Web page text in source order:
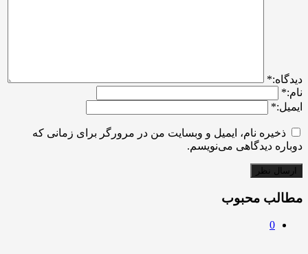
ديدگاه:*
نام:*
ایمیل:*
ذخیره نام، ایمیل و وبسایت من در مرورگر برای زمانی که
دوباره دیدگاهی می‌نویسم.
مطالب محبوب
0